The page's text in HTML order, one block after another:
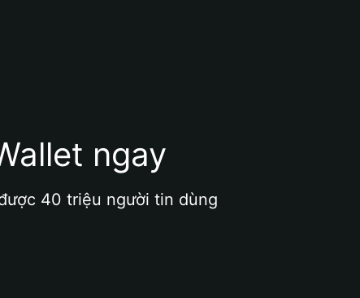
ngay
40 triệu người tin dùng